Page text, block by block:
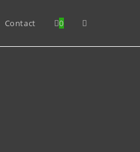
Contact 0